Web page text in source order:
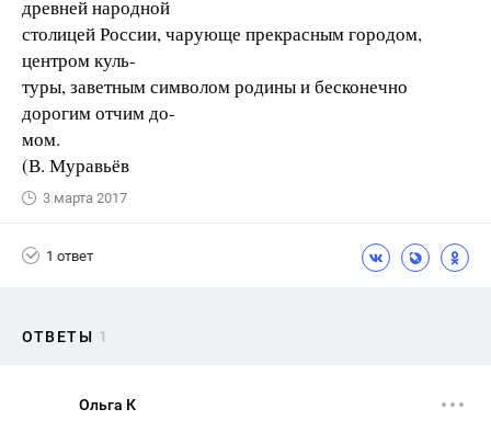
древней народной
столицей России, чарующе прекрасным городом,
центром куль-
туры, заветным символом родины и бесконечно
дорогим отчим до-
мом.
(В. Муравьёв
3 марта 2017
1 ответ
ОТВЕТЫ 1
Ольга К